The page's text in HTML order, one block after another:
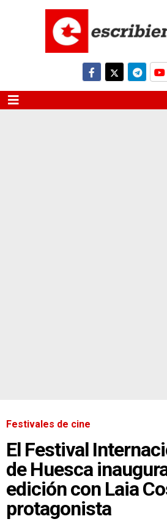
Festivales de cine
El Festival
de Huesca
edición con Laia
protagonista